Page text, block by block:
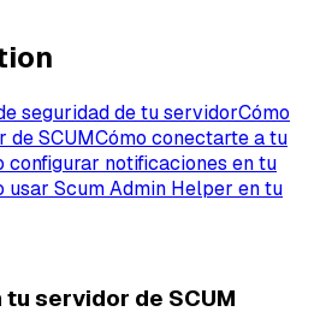
seguridad de tu servidorCómo
de SCUMCómo conectarte a tu
configurar notificaciones en tu
usar Scum Admin Helper en tu
servidor de SCUM